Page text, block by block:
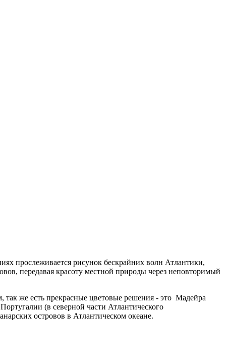
прослеживается рисунок бескрайних волн Атлантики,
передавая красоту местной природы через неповторимый
так же есть прекрасные цветовые решения - это Мадейра
(в северной части Атлантического
островов в Атлантическом океане.